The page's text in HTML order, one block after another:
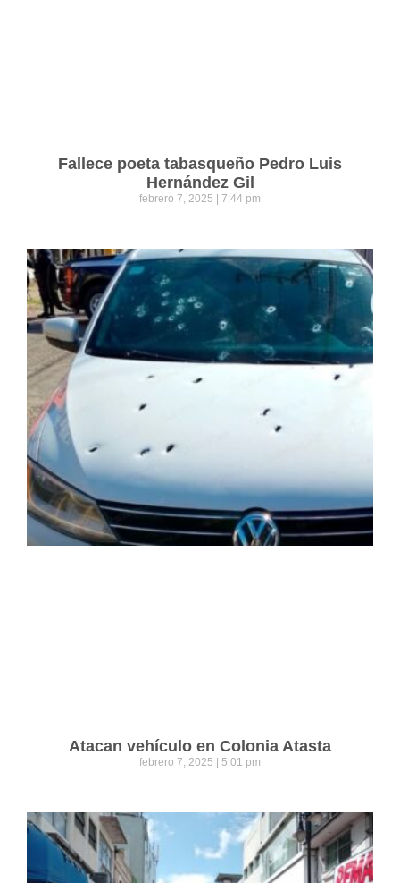
Fallece poeta tabasqueño Pedro Luis
Hernández Gil
febrero 7, 2025 7:44 pm
Atacan vehículo en Colonia Atasta
febrero 7, 2025 5:01 pm